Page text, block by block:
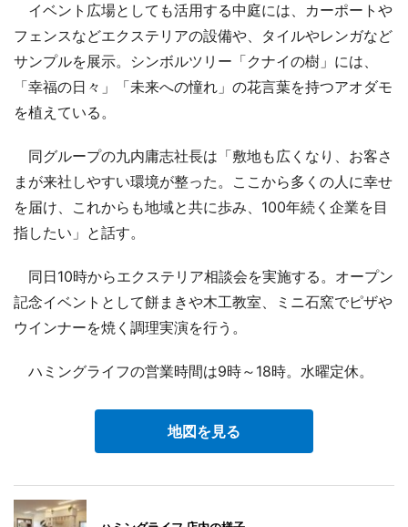
イベント広場としても活用する中庭には、カーポートや
フェンスなどエクステリアの設備や、タイルやレンガなど
サンプルを展示。シンボルツリー「クナイの樹」には、
「幸福の日々」「未来への憧れ」の花言葉を持つアオダモ
を植えている。
同グループの九内庸志社長は「敷地も広くなり、お客さ
まが来社しやすい環境が整った。ここから多くの人に幸せ
を届け、これからも地域と共に歩み、100年続く企業を目
指したい」と話す。
同日10時からエクステリア相談会を実施する。オープン
記念イベントとして餅まきや木工教室、ミニ石窯でピザや
ウインナーを焼く調理実演を行う。
ハミングライフの営業時間は9時～18時。水曜定休。
地図を見る